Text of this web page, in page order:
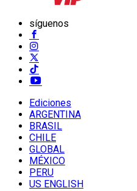
síguenos
Ediciones
ARGENTINA
BRASIL
CHILE
GLOBAL
MÉXICO
PERU
US ENGLISH